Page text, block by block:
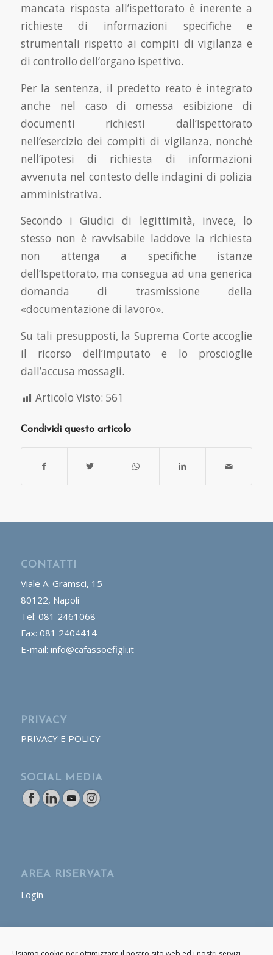
mancata risposta all’ispettorato è inerente a
richieste di informazioni specifiche e
strumentali rispetto ai compiti di vigilanza e
di controllo dell’organo ispettivo.
Per la sentenza, il predetto reato è integrato
anche nel caso di omessa esibizione di
documenti richiesti dall’Ispettorato
nell’esercizio dei compiti di vigilanza, nonché
nell’ipotesi di richiesta di informazioni
avvenuta nel contesto delle indagini di polizia
amministrativa.
Secondo i Giudici di legittimità, invece, lo
stesso non è ravvisabile laddove la richiesta
non attenga a specifiche istanze
dell’Ispettorato, ma consegua ad una generica
domanda di trasmissione della
«documentazione di lavoro».
Su tali presupposti, la Suprema Corte accoglie
il ricorso dell’imputato e lo proscioglie
dall’accusa mossagli.
Articolo Visto: 561
Condividi questo articolo
CONTATTI
Viale A. Gramsci, 15
80122, Napoli
Tel: 081 2461068
Fax: 081 2404414
E-mail: info@cafassoefigli.it
PRIVACY
PRIVACY E POLICY
SOCIAL MEDIA
AREA RISERVATA
Login